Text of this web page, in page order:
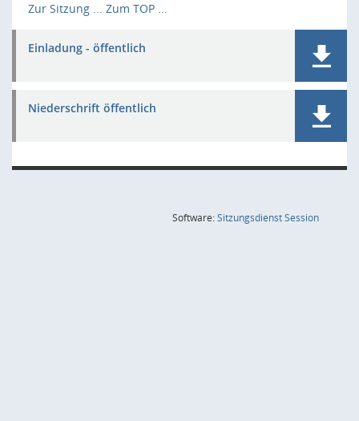
Zur Sitzung ... Zum TOP ...
Einladung - öffentlich
Niederschrift öffentlich
Software:SitzungsdienstSession(Wird in